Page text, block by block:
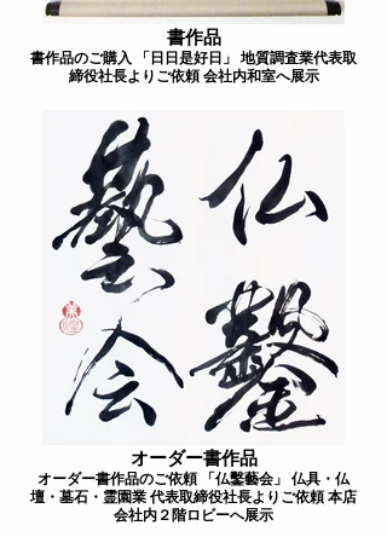
書作品
書作品のご購入 「日日是好日」 地質調査業代表取
締役社長よりご依頼 会社内和室へ展示
オーダー書作品
オーダー書作品のご依頼 「仏鑿藝会」 仏具・仏
壇・墓石・霊園業 代表取締役社長よりご依頼 本店
会社内２階ロビーへ展示